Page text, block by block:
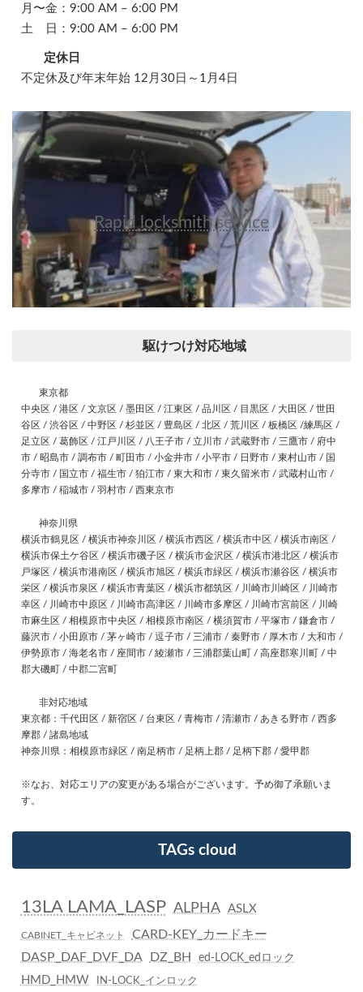
月〜金：9:00 AM – 6:00 PM
土 日：9:00 AM – 6:00 PM
定休日
不定休及び年末年始 12月30日～1月4日
Rapid locksmith service
駆けつけ対応地域
東京都
中央区 / 港区 / 文京区 / 墨田区 / 江東区 / 品川区 / 目黒区 / 大田区 / 世田
谷区 / 渋谷区 / 中野区 / 杉並区 / 豊島区 / 北区 / 荒川区 / 板橋区 /練馬区 /
足立区 / 葛飾区 / 江戸川区 / 八王子市 / 立川市 / 武蔵野市 / 三鷹市 / 府中
市 / 昭島市 / 調布市 / 町田市 / 小金井市 / 小平市 / 日野市 / 東村山市 / 国
分寺市 / 国立市 / 福生市 / 狛江市 / 東大和市 / 東久留米市 / 武蔵村山市 /
多摩市 / 稲城市 / 羽村市 / 西東京市
神奈川県
横浜市鶴見区 / 横浜市神奈川区 / 横浜市西区 / 横浜市中区 / 横浜市南区 /
横浜市保土ケ谷区 / 横浜市磯子区 / 横浜市金沢区 / 横浜市港北区 / 横浜市
戸塚区 / 横浜市港南区 / 横浜市旭区 / 横浜市緑区 / 横浜市瀬谷区 / 横浜市
栄区 / 横浜市泉区 / 横浜市青葉区 / 横浜市都筑区 / 川崎市川崎区 / 川崎市
幸区 / 川崎市中原区 / 川崎市高津区 / 川崎市多摩区 / 川崎市宮前区 / 川崎
市麻生区 / 相模原市中央区 / 相模原市南区 / 横須賀市 / 平塚市 / 鎌倉市 /
藤沢市 / 小田原市 / 茅ヶ崎市 / 逗子市 / 三浦市 / 秦野市 / 厚木市 / 大和市 /
伊勢原市 / 海老名市 / 座間市 / 綾瀬市 / 三浦郡葉山町 / 高座郡寒川町 / 中
郡大磯町 / 中郡二宮町
非対応地域
東京都：千代田区 / 新宿区 / 台東区 / 青梅市 / 清瀬市 / あきる野市 / 西多
摩郡 / 諸島地域
神奈川県：相模原市緑区 / 南足柄市 / 足柄上郡 / 足柄下郡 / 愛甲郡
※なお、対応エリアの変更がある場合がございます。予め御了承願いま
す。
TAGs cloud
13LA LAMA_LASP ALPHA ASLX
CABINET_キャビネット
CARD-KEY_カードキー
DASP_DAF_DVF_DA
DZ_BH ed-LOCK_edロック
HMD_HMW IN-LOCK_インロック